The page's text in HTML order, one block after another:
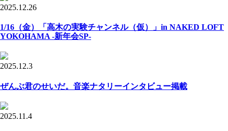
2025.12.26
1/16（金）「高木の実験チャンネル（仮）」in NAKED LOFT
YOKOHAMA -新年会SP-
2025.12.3
ぜんぶ君のせいだ。音楽ナタリーインタビュー掲載
2025.11.4